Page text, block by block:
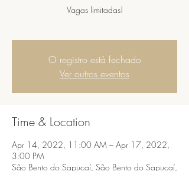
Vagas limitadas!
O registro está fechado
Ver outros eventos
Time & Location
Apr 14, 2022, 11:00 AM – Apr 17, 2022,
3:00 PM
São Bento do Sapucaí, São Bento do Sapucaí,